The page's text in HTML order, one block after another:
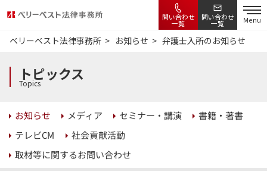
問い合わせ
一覧
問い合わせ
一覧 Menu
ベリーベスト法律事務所 お知らせ 弁護士入所のお知らせ
トピックス
Topics
お知らせ メディア セミナー・講演 書籍・著書
テレビCM 社会貢献活動
取材等に関するお問い合わせ